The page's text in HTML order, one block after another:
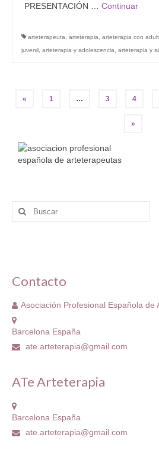
PRESENTACIÓN … Continuar
arteterapeuta arteterapia arteterapia con
juvenil arteterapia y adolescencia arteterapia y
Navegación
entradas
« 1 … 3 4
»
Buscar
por:
Contacto
Asociación Profesional Española de
Barcelona España
ate.arteterapia@gmail.com
ATe Arteterapia
Barcelona España
ate.arteterapia@gmail.com